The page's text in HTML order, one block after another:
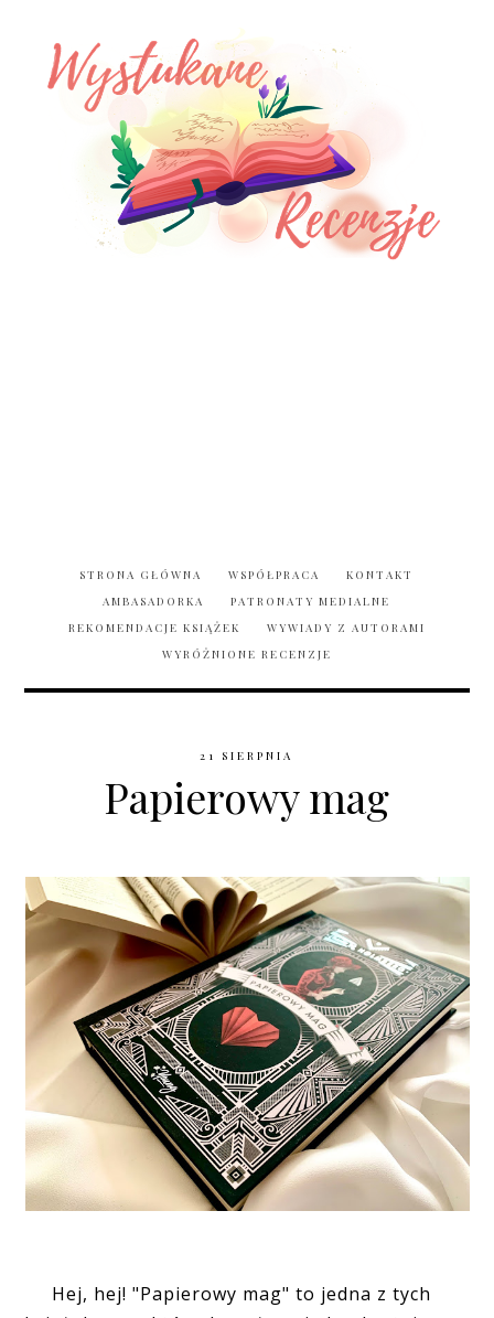
STRONA GŁÓWNA WSPÓŁPRACA
KONTAKT
AMBASADORKA
PATRONATY MEDIALNE
REKOMENDACJE KSIĄŻEK
WYWIADY Z AUTORAMI
WYRÓŻNIONE RECENZJE
21 SIERPNIA
Papierowy mag
Hej, hej! "Papierowy mag" to jedna z tych